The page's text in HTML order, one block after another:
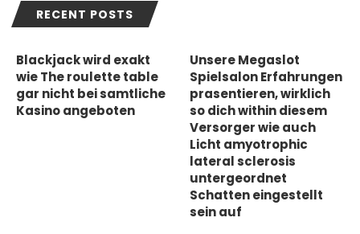
RECENT POSTS
Blackjack wird exakt
wie The roulette table
gar nicht bei samtliche
Kasino angeboten
Unsere Megaslot
Spielsalon Erfahrungen
prasentieren, wirklich
so dich within diesem
Versorger wie auch
Licht amyotrophic
lateral sclerosis
untergeordnet
Schatten eingestellt
sein auf